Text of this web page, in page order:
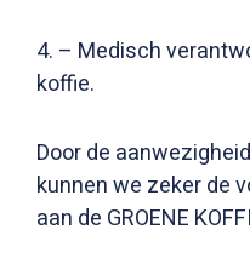
4. – Medisch
koffie.
Door de
kunnen we zeker de
aan de GROENE